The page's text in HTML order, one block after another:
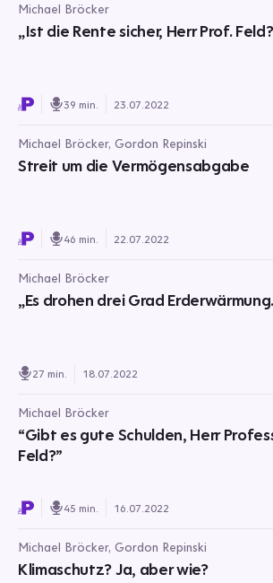
Michael Bröcker
„Ist die Rente sicher, Herr Prof.
39 min. 23.07.2022
Michael Bröcker, Gordon Repinski
Streit um die Vermögensabgabe
46 min. 22.07.2022
Michael Bröcker
„Es drohen drei Grad
27 min. 18.07.2022
Michael Bröcker
“Gibt es gute Schulden, Herr
Feld?”
45 min. 16.07.2022
Michael Bröcker, Gordon Repinski
Klimaschutz? Ja, aber wie?